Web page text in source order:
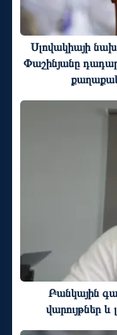
Սլովակիայի
Փաշինյանը
Բանկային
վարույթներ